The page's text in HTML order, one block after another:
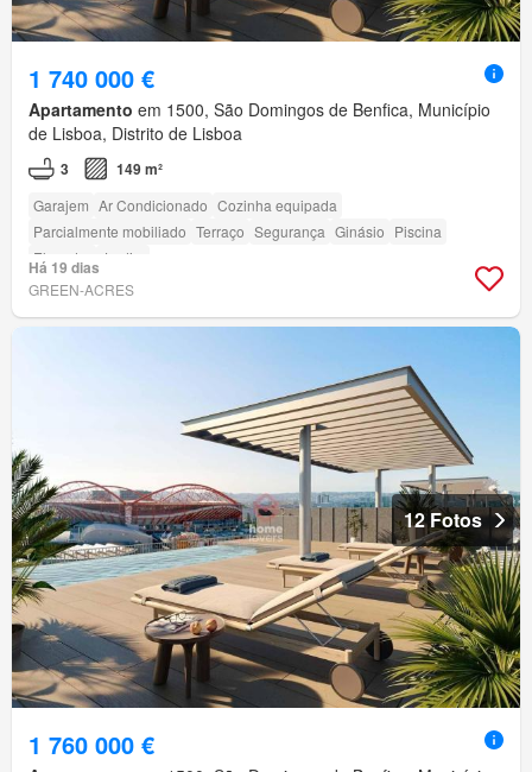
1 740 000 €
Apartamento em 1500, São Domingos de Benfica, Município
de Lisboa, Distrito de Lisboa
3 149 m²
Garajem Ar Condicionado Cozinha equipada
Parcialmente mobiliado Terraço Segurança Ginásio Piscina
Elevador
Jardim
Há 19 dias
GREEN-ACRES
12 Fotos
1 760 000 €